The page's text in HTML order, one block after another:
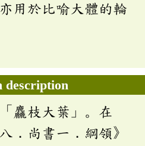
用於比喻大體的輪
description
麤枝大葉」。在
．尚書一．綱領》